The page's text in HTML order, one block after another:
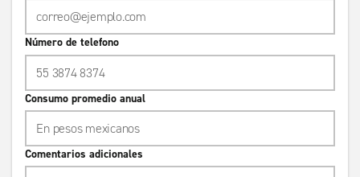
Número de telefono
Consumo promedio anual
Comentarios adicionales